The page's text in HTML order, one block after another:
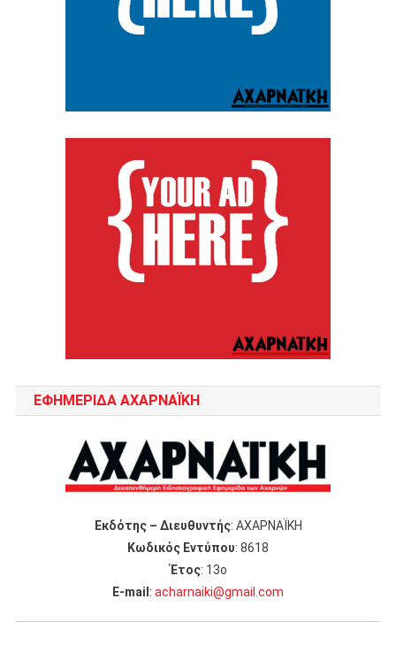
ΕΦΗΜΕΡΙΔΑ ΑΧΑΡΝΑΪΚΗ
Εκδότης – Διευθυντής: ΑΧΑΡΝΑΪΚΗ
Κωδικός Εντύπου: 8618
Έτος: 13ο
Ε-mail: acharnaiki@gmail.com